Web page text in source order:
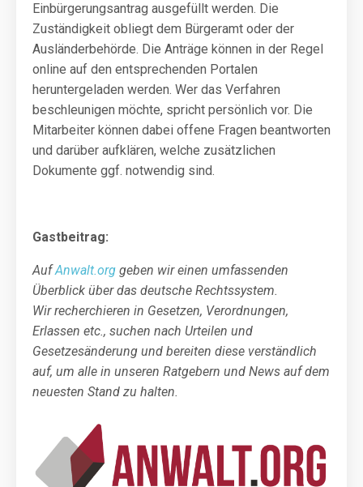
Einbürgerungsantrag ausgefüllt werden. Die
Zuständigkeit obliegt dem Bürgeramt oder der
Ausländerbehörde. Die Anträge können in der Regel
online auf den entsprechenden Portalen
heruntergeladen werden. Wer das Verfahren
beschleunigen möchte, spricht persönlich vor. Die
Mitarbeiter können dabei offene Fragen beantworten
und darüber aufklären, welche zusätzlichen
Dokumente ggf. notwendig sind.
Gastbeitrag:
AufAnwalt.org geben wir einen umfassenden
Überblick über das deutsche Rechtssystem.
Wir recherchieren in Gesetzen, Verordnungen,
Erlassen etc., suchen nach Urteilen und
Gesetzesänderung und bereiten diese verständlich
auf, um alle in unseren Ratgebern und News auf dem
neuesten Stand zu halten.